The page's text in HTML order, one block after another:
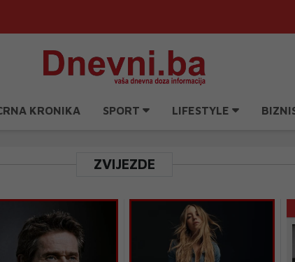
KRONIKA SPORT LIFESTYLE
ZVIJEZDE